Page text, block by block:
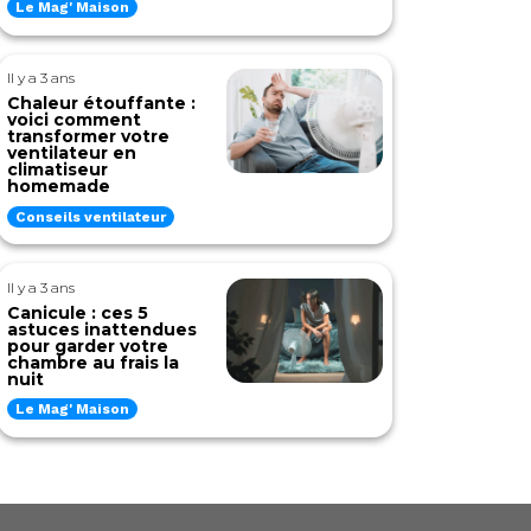
Le Mag' Maison
Il y a 3 ans
Chaleur étouffante :
voici comment
transformer votre
ventilateur en
climatiseur
homemade
Conseils ventilateur
Il y a 3 ans
Canicule : ces 5
astuces inattendues
pour garder votre
chambre au frais la
nuit
Le Mag' Maison